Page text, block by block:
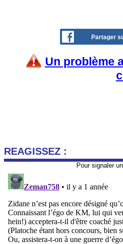
Partager
Un problème
REAGISSEZ :
Pour signaler